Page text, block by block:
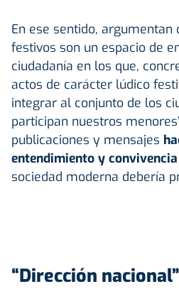
En ese sentido, argumentan
festivos son un espacio de
ciudadanía en los que,
actos de carácter lúdico
integrar al conjunto de los
participan nuestros
publicaciones y mensajes
entendimiento y
sociedad moderna debería
“Dirección